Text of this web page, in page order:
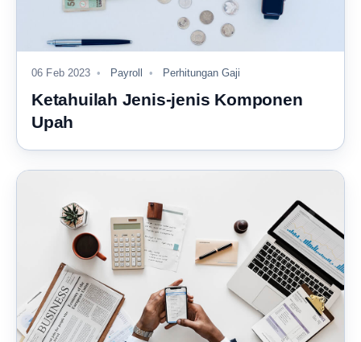
06 Feb 2023 Payroll Perhitungan Gaji
Ketahuilah Jenis-jenis Komponen
Upah